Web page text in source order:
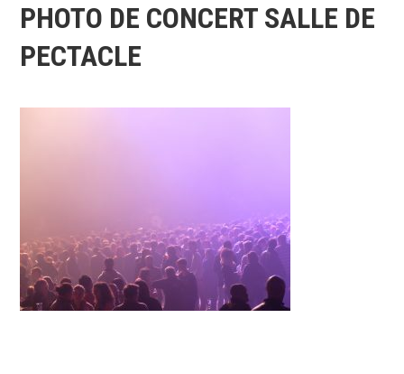
PHOTO DE CONCERT SALLE DE
PECTACLE